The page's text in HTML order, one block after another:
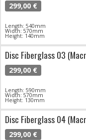
299,00 €
Length: 540mm
Width: 570mm
Height: 140mm
Disc Fiberglass 03
299,00 €
Length: 590mm
Width: 570mm
Height: 130mm
Disc Fiberglass 04
299,00 €